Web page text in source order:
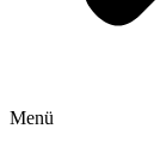
Menü